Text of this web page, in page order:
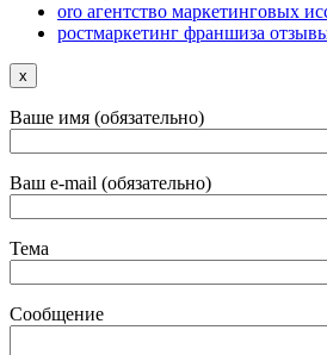
oro агентство маркетинговых
ростмаркетинг франшиза
x
Ваше имя (обязательно)
Ваш e-mail (обязательно)
Тема
Сообщение